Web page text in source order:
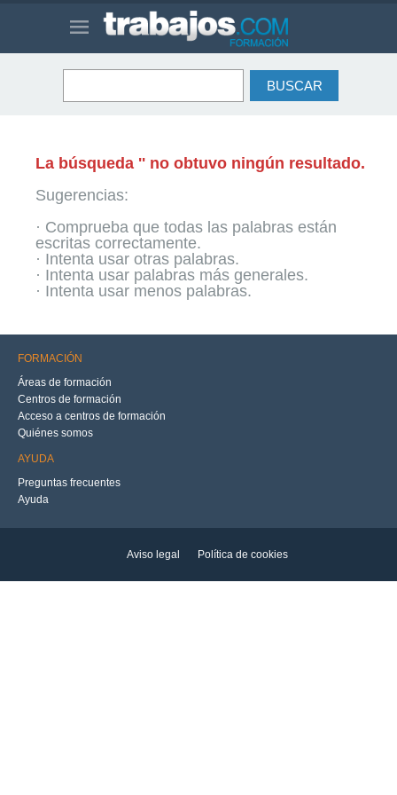
La búsqueda '' no obtuvo ningún resultado.
Sugerencias:
· Comprueba que todas las palabras están
escritas correctamente.
· Intenta usar otras palabras.
· Intenta usar palabras más generales.
· Intenta usar menos palabras.
FORMACIÓN
Áreas de formación
Centros de formación
Acceso a centros de formación
Quiénes somos
AYUDA
Preguntas frecuentes
Ayuda
Aviso legal Política de cookies